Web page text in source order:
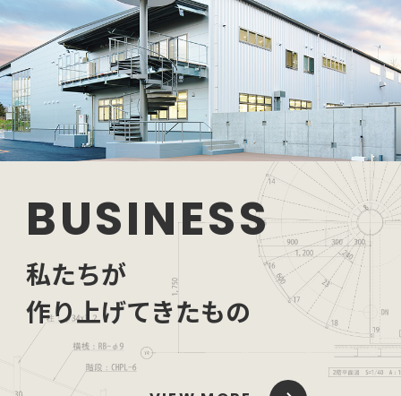
BUSINESS
私たちが
作り上げてきたもの